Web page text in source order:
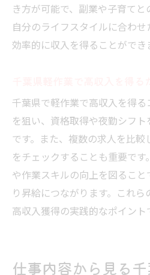
き方が可能で、副業や子育てと
自分のライフスタイルに合わせ
効率的に収入を得ることができ
千葉県で軽作業で高収入を得
を狙い、資格取得や夜勤シフ
です。また、複数の求人を比
をチェックすることも重要で
や作業スキルの向上を図るこ
り昇給につながります。これら
高収入獲得の実践的なポイント
仕事内容から見る